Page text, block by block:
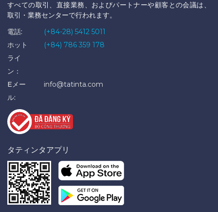
すべての取引、直接業務、およびパートナーや顧客との会議は、
取引・業務センターで行われます。
電話:
(+84-28) 5412 5011
ホット
ライ
ン：
(+84) 786 359 178
Eメー
ル:
info@tatinta.com
タティンタアプリ